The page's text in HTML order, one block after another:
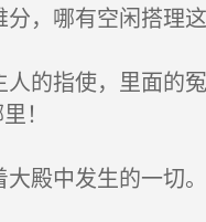
，哪有空闲搭理这
的指使，里面的
！
殿中发生的一切